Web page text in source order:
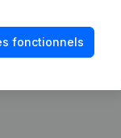
fonctionnels